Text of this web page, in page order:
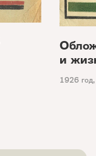
и
1926 год